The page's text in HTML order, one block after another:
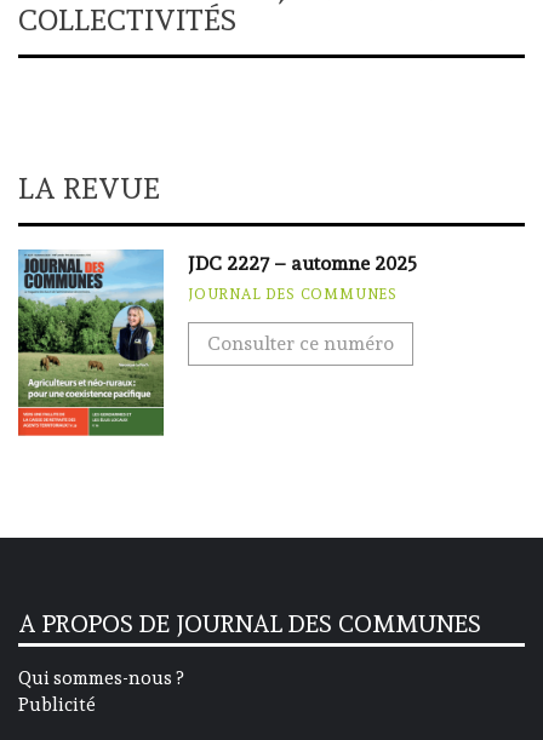
COLLECTIVITÉS
LA REVUE
JDC 2227 – automne 2025
JOURNAL DES COMMUNES
Consulter ce numéro
A PROPOS DE JOURNAL DES COMMUNES
Qui sommes-nous ?
Publicité